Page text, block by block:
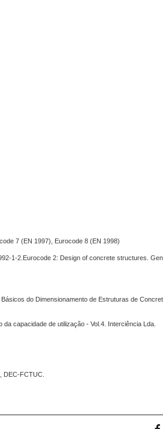
7 (EN 1997), Eurocode 8 (EN 1998)
1-2.Eurocode 2: Design of concrete structures.
do Dimensionamento de Estruturas de
capacidade de utilização - Vol.4. Interciência Lda.
DEC-FCTUC.